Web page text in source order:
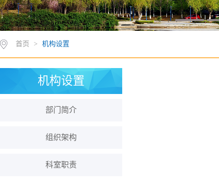
首页 > 机构设置
机构设置
部门简介
组织架构
科室职责